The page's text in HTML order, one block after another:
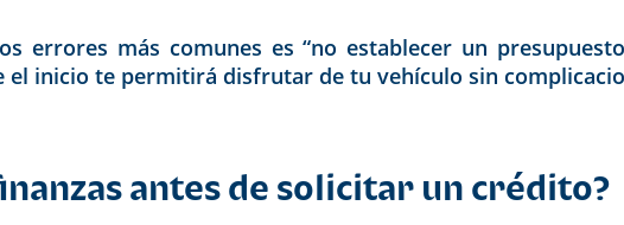
errores más comunes es “no establecer un
el inicio te permitirá disfrutar de tu vehículo sin
antes de solicitar un crédito?